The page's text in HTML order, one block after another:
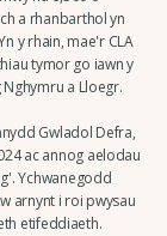
a rhanbarthol yn
y rhain, mae'r CLA
tymor go iawn y
a Lloegr.
Gwladol Defra,
ac annog aelodau
Ychwanegodd
arnynt i roi pwysau
etifeddiaeth.